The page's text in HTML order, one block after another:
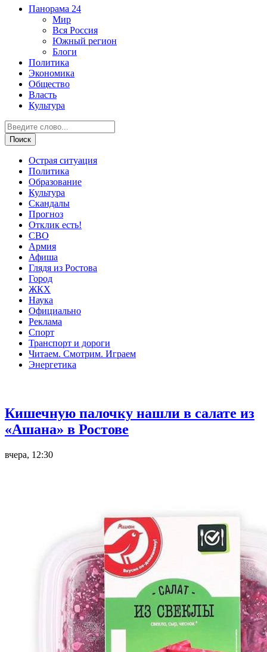
Панорама 24
Мир
Вся Россия
Южный регион
Блоги
Политика
Экономика
Общество
Власть
Культура
Острая ситуация
Политика
Образование
Культура
Скандалы
Прогноз
Отклик есть!
СВО
Армия
Афиша
Глядя из Ростова
Город
ЖКХ
Наука
Официально
Реклама
Спорт
Транспорт и дороги
Читаем. Смотрим. Играем
Энергетика
Кишечную палочку нашли в салате из
«Ашана» в Ростове
вчера, 12:30